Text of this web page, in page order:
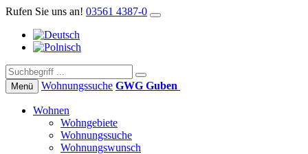
Rufen Sie uns an! 03561 4387-0
Menü Wohnungs­suche GWG Guben
Wohnen
Wohngebiete
Wohnungssuche
Wohnungswunsch